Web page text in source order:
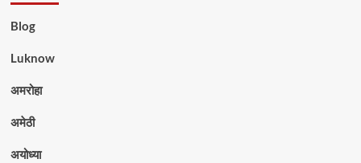
Blog
Luknow
अमरोहा
अमेठी
अयोध्या